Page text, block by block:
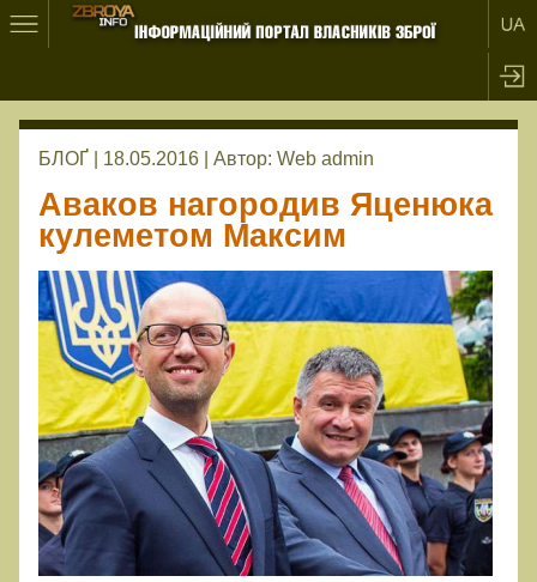
БЛОҐ | 18.05.2016 | Автор: Web admin
Аваков нагородив Яценюка
кулеметом Максим